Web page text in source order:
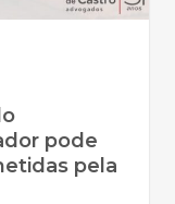
pode
pela